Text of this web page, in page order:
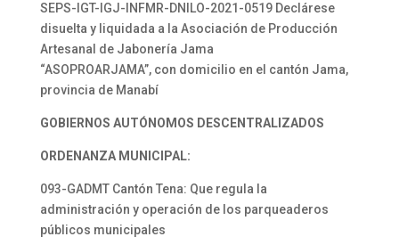
SEPS-IGT-IGJ-INFMR-DNILO-2021-0519 Declárese
disuelta y liquidada a la Asociación de Producción
Artesanal de Jabonería Jama
“ASOPROARJAMA”, con domicilio en el cantón Jama,
provincia de Manabí
GOBIERNOS AUTÓNOMOS DESCENTRALIZADOS
ORDENANZA MUNICIPAL:
093-GADMT Cantón Tena: Que regula la
administración y operación de los parqueaderos
públicos municipales